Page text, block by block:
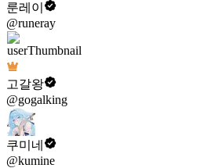
룬레이
@runeray
고갈왕
@gogalking
쿠미네
@kumine